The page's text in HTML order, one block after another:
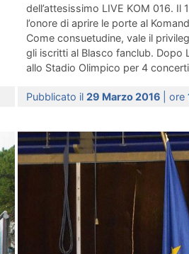
dell’attesissimo LIVE KOM 016.
l’onore di aprire le porte al
Come consuetudine, vale il
gli iscritti al Blasco fanclub. Dopo
allo Stadio Olimpico per 4
Pubblicato il 29 Marzo 2016 | ore